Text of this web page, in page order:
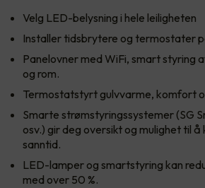
Velg LED-belysning i hele leiligheten
Installer tidsbrytere og termostater
Panelovner med WiFi, smart styring
og rom.
Termostatstyrt gulvvarme, komfort
Smarte strømstyringssystemer (SG
osv.) gir deg oversikt og mulighet til
sanntid.
LED-lamper og smartstyring kan
med over 50 %.